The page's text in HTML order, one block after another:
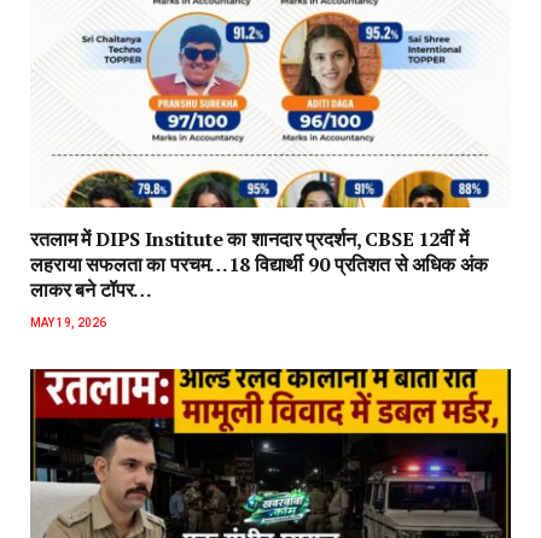
रतलाम में DIPS Institute का शानदार प्रदर्शन, CBSE 12वीं में
लहराया सफलता का परचम…18 विद्यार्थी 90 प्रतिशत से अधिक अंक
लाकर बने टॉपर…
MAY 19, 2026